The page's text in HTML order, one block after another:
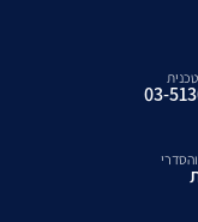
03-